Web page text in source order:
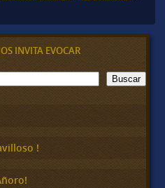
INVITA EVOCAR
Buscar
!